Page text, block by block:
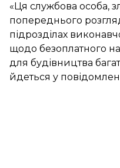
«Ця службова особа,
попереднього
підрозділах
щодо безоплатного
для будівництва
йдеться у